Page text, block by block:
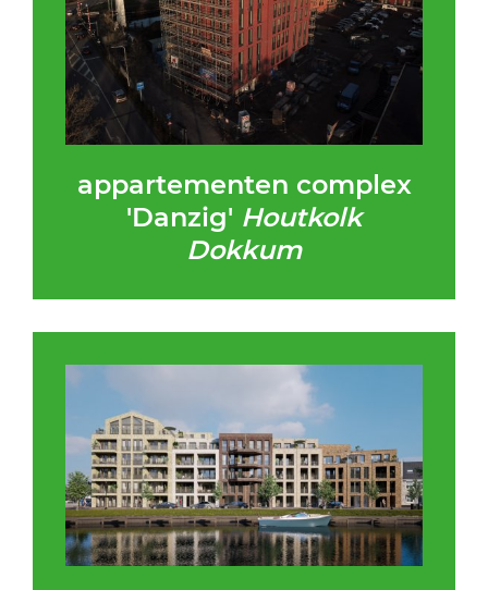
appartementen complex
'Danzig' Houtkolk
Dokkum